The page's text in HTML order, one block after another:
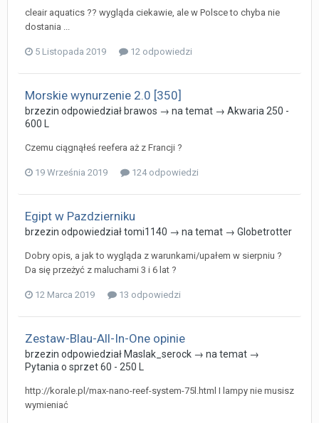
cleair aquatics ?? wygląda ciekawie, ale w Polsce to chyba nie
dostania ...
5 Listopada 2019 12 odpowiedzi
Morskie wynurzenie 2.0 [350]
brzezin odpowiedziałbrawos → na temat → Akwaria 250 -
600 L
Czemu ciągnąłeś reefera aż z Francji ?
19 Września 2019 124 odpowiedzi
Egipt w Pazdzierniku
brzezin odpowiedziałtomi1140 → na temat → Globetrotter
Dobry opis, a jak to wygląda z warunkami/upałem w sierpniu ?
Da się przeżyć z maluchami 3 i 6 lat ?
12 Marca 2019 13 odpowiedzi
Zestaw-Blau-All-In-One opinie
brzezin odpowiedziałMaslak_serock → na temat →
Pytania o sprzet 60 - 250 L
http://korale.pl/max-nano-reef-system-75l.html I lampy nie musisz
wymieniać